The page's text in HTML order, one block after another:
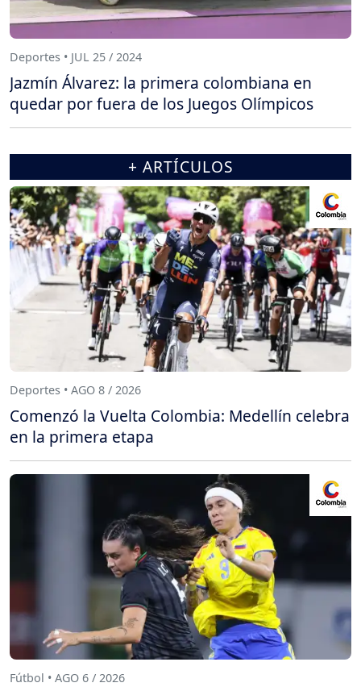
Deportes • JUL 25 / 2024
Jazmín Álvarez: la primera colombiana en
quedar por fuera de los Juegos Olímpicos
+ ARTÍCULOS
Deportes • AGO 8 / 2026
Comenzó la Vuelta Colombia: Medellín celebra
en la primera etapa
Fútbol • AGO 6 / 2026